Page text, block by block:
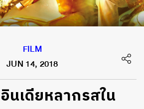
FILM
JUN 14, 2018
นเดียหลากรสใน